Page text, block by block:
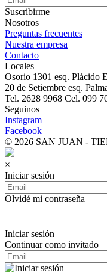
Suscribirme
Nosotros
Preguntas frecuentes
Nuestra empresa
Contacto
Locales
Osorio 1301 esq. Plácido
20 de Setiembre esq.
Tel. 2628 9968 Cel. 099
Seguinos
Instagram
Facebook
© 2026 SAN JUAN -
×
Iniciar sesión
Olvidé mi contraseña
Iniciar sesión
Continuar como invitado